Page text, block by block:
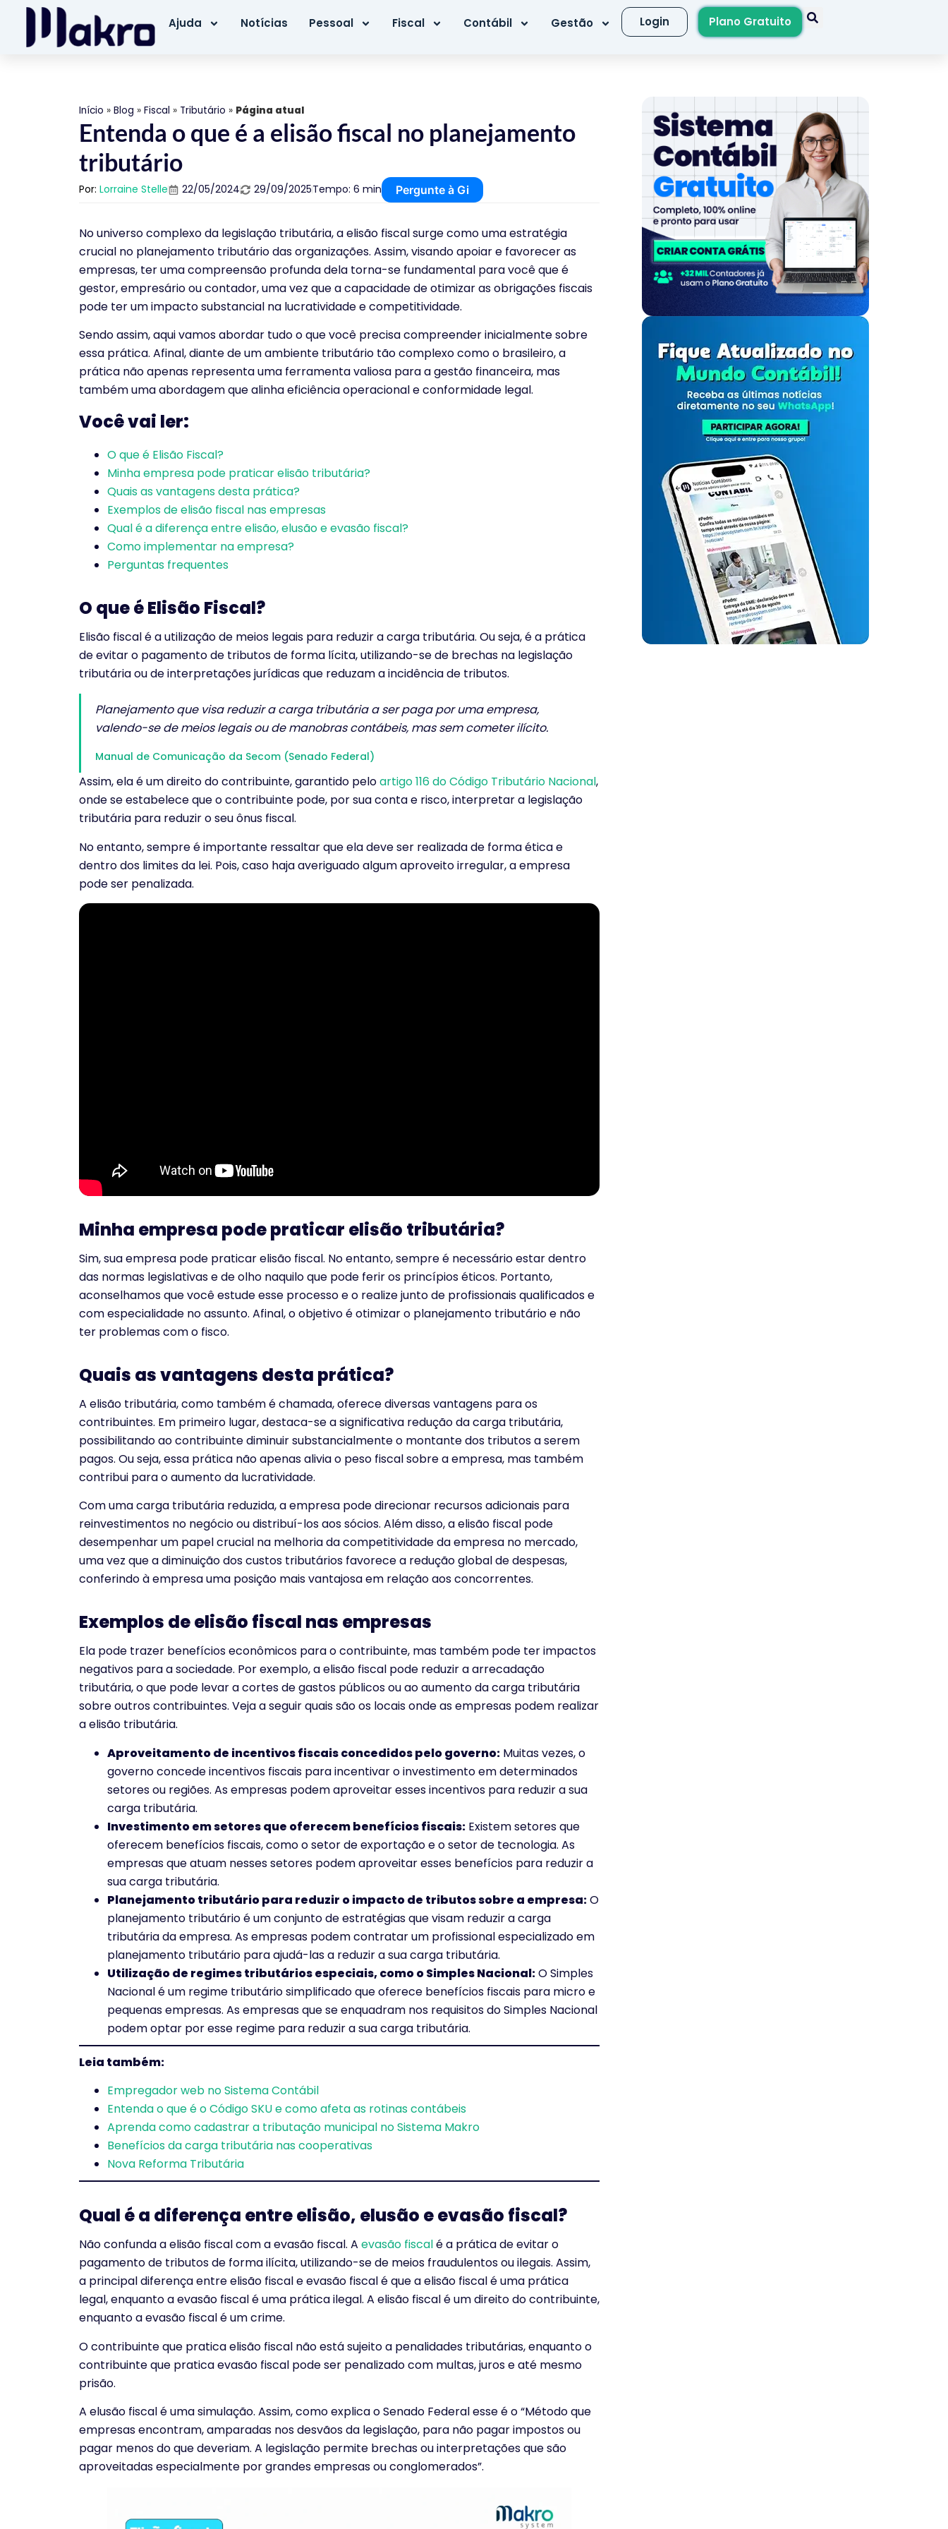
Ajuda Notícias Pessoal Fiscal Contábil Gestão Login Plano Gratuito
Início » Blog » Fiscal » Tributário » Página atual
Entenda o que é a elisão fiscal no planejamento
tributário
Por: Lorraine Stelle 22/05/2024 29/09/2025Tempo: 6 min Pergunte à Gi
No universo complexo da legislação tributária, a elisão fiscal surge como uma estratégia
crucial no planejamento tributário das organizações. Assim, visando apoiar e favorecer as
empresas, ter uma compreensão profunda dela torna-se fundamental para você que é
gestor, empresário ou contador, uma vez que a capacidade de otimizar as obrigações fiscais
pode ter um impacto substancial na lucratividade e competitividade.
Sendo assim, aqui vamos abordar tudo o que você precisa compreender inicialmente sobre
essa prática. Afinal, diante de um ambiente tributário tão complexo como o brasileiro, a
prática não apenas representa uma ferramenta valiosa para a gestão financeira, mas
também uma abordagem que alinha eficiência operacional e conformidade legal.
Você vai ler:
O que é Elisão Fiscal?
Minha empresa pode praticar elisão tributária?
Quais as vantagens desta prática?
Exemplos de elisão fiscal nas empresas
Qual é a diferença entre elisão, elusão e evasão fiscal?
Como implementar na empresa?
Perguntas frequentes
O que é Elisão Fiscal?
Elisão fiscal é a utilização de meios legais para reduzir a carga tributária. Ou seja, é a prática
de evitar o pagamento de tributos de forma lícita, utilizando-se de brechas na legislação
tributária ou de interpretações jurídicas que reduzam a incidência de tributos.
Planejamento que visa reduzir a carga tributária a ser paga por uma empresa,
valendo-se de meios legais ou de manobras contábeis, mas sem cometer ilícito.
Manual de Comunicação da Secom (Senado Federal)
Assim, ela é um direito do contribuinte, garantido peloartigo 116 do Código Tributário Nacional,
onde se estabelece que o contribuinte pode, por sua conta e risco, interpretar a legislação
tributária para reduzir o seu ônus fiscal.
No entanto, sempre é importante ressaltar que ela deve ser realizada de forma ética e
dentro dos limites da lei. Pois, caso haja averiguado algum aproveito irregular, a empresa
pode ser penalizada.
Minha empresa pode praticar elisão tributária?
Sim, sua empresa pode praticar elisão fiscal. No entanto, sempre é necessário estar dentro
das normas legislativas e de olho naquilo que pode ferir os princípios éticos. Portanto,
aconselhamos que você estude esse processo e o realize junto de profissionais qualificados e
com especialidade no assunto. Afinal, o objetivo é otimizar o planejamento tributário e não
ter problemas com o fisco.
Quais as vantagens desta prática?
A elisão tributária, como também é chamada, oferece diversas vantagens para os
contribuintes. Em primeiro lugar, destaca-se a significativa redução da carga tributária,
possibilitando ao contribuinte diminuir substancialmente o montante dos tributos a serem
pagos. Ou seja, essa prática não apenas alivia o peso fiscal sobre a empresa, mas também
contribui para o aumento da lucratividade.
Com uma carga tributária reduzida, a empresa pode direcionar recursos adicionais para
reinvestimentos no negócio ou distribuí-los aos sócios. Além disso, a elisão fiscal pode
desempenhar um papel crucial na melhoria da competitividade da empresa no mercado,
uma vez que a diminuição dos custos tributários favorece a redução global de despesas,
conferindo à empresa uma posição mais vantajosa em relação aos concorrentes.
Exemplos de elisão fiscal nas empresas
Ela pode trazer benefícios econômicos para o contribuinte, mas também pode ter impactos
negativos para a sociedade. Por exemplo, a elisão fiscal pode reduzir a arrecadação
tributária, o que pode levar a cortes de gastos públicos ou ao aumento da carga tributária
sobre outros contribuintes. Veja a seguir quais são os locais onde as empresas podem realizar
a elisão tributária.
Aproveitamento de incentivos fiscais concedidos pelo governo: Muitas vezes, o
governo concede incentivos fiscais para incentivar o investimento em determinados
setores ou regiões. As empresas podem aproveitar esses incentivos para reduzir a sua
carga tributária.
Investimento em setores que oferecem benefícios fiscais: Existem setores que
oferecem benefícios fiscais, como o setor de exportação e o setor de tecnologia. As
empresas que atuam nesses setores podem aproveitar esses benefícios para reduzir a
sua carga tributária.
Planejamento tributário para reduzir o impacto de tributos sobre a empresa:O
planejamento tributário é um conjunto de estratégias que visam reduzir a carga
tributária da empresa. As empresas podem contratar um profissional especializado em
planejamento tributário para ajudá-las a reduzir a sua carga tributária.
Utilização de regimes tributários especiais, como o Simples Nacional:O Simples
Nacional é um regime tributário simplificado que oferece benefícios fiscais para micro e
pequenas empresas. As empresas que se enquadram nos requisitos do Simples Nacional
podem optar por esse regime para reduzir a sua carga tributária.
Leia também:
Empregador web no Sistema Contábil
Entenda o que é o Código SKU e como afeta as rotinas contábeis
Aprenda como cadastrar a tributação municipal no Sistema Makro
Benefícios da carga tributária nas cooperativas
Nova Reforma Tributária
Qual é a diferença entre elisão, elusão e evasão fiscal?
Não confunda a elisão fiscal com a evasão fiscal. A evasão fiscalé a prática de evitar o
pagamento de tributos de forma ilícita, utilizando-se de meios fraudulentos ou ilegais. Assim,
a principal diferença entre elisão fiscal e evasão fiscal é que a elisão fiscal é uma prática
legal, enquanto a evasão fiscal é uma prática ilegal. A elisão fiscal é um direito do contribuinte,
enquanto a evasão fiscal é um crime.
O contribuinte que pratica elisão fiscal não está sujeito a penalidades tributárias, enquanto o
contribuinte que pratica evasão fiscal pode ser penalizado com multas, juros e até mesmo
prisão.
A elusão fiscal é uma simulação. Assim, como explica o Senado Federal esse é o “Método que
empresas encontram, amparadas nos desvãos da legislação, para não pagar impostos ou
pagar menos do que deveriam. A legislação permite brechas ou interpretações que são
aproveitadas especialmente por grandes empresas ou conglomerados”.